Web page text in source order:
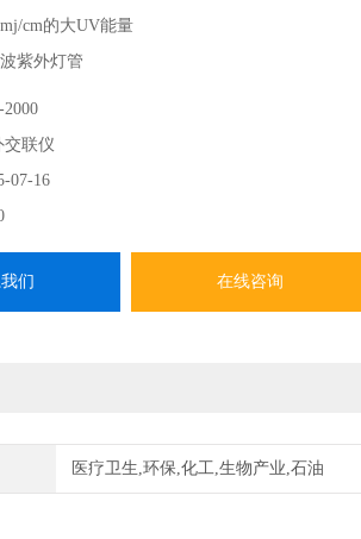
cm的大UV能量
紫外灯管
2000
交联仪
07-16
们 在线咨询
医疗卫生,环保,化工,生物产业,石油